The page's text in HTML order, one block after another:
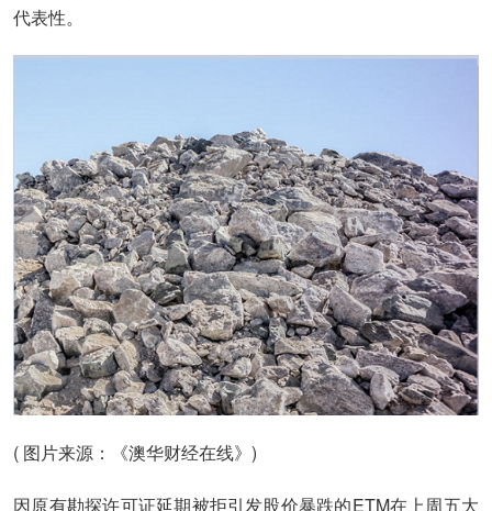
代表性。
( 图片来源：《澳华财经在线》)
因原有勘探许可证延期被拒引发股价暴跌的ETM在上周五大